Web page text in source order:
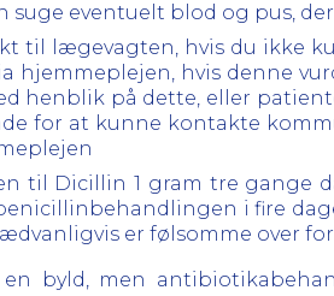
eventuelt blod og pus,
til lægevagten, hvis du ikke
hvis denne
henblik på dette, eller
for at kunne kontakte
til Dicillin 1 gram tre gange
i fire
er følsomme over
byld, men